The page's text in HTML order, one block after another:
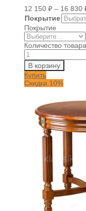
12 150 ₽ – 16 830
Покрытие
Покрытие
Количество
В корзину
Купить
Скидка 10%